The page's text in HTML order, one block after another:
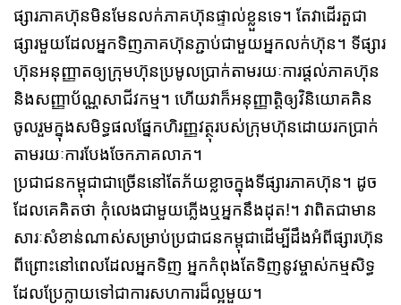
ផ្សារភាគហ៊ុនមិនមែនលក់ភាគហ៊ុនផ្ទាល់ខ្លួនទេ។ តែវាដើរតួជា
ផ្សារមួយដែលអ្នកទិញភាគហ៊ុនភ្ជាប់ជាមួយអ្នកលក់ហ៊ុន។ ទីផ្សារ
ហ៊ុនអនុញ្ញាតឲ្យក្រុមហ៊ុនប្រមូលប្រាក់តាមរយៈការផ្ដល់ភាគហ៊ុន
និងសញ្ញាប័ណ្ណសាជីវកម្ម។ ហើយវាក៏អនុញ្ញាត្តិឲ្យវិនិយោគគិន
ចូលរួមក្នុងសមិទ្ធផលផ្នែកហិរញ្ញវត្ថុរបស់ក្រុមហ៊ុនដោយរកប្រាក់
តាមរយៈការបែងចែកភាគលាភ។
ប្រជាជនកម្ពុជាជាច្រើននៅតែភ័យខ្លាចក្នុងទីផ្សារភាគហ៊ុន។ ដូច
ដែលគេគិតថា កុំលេងជាមួយភ្លើងឬអ្នកនឹងដុត!។ វាពិតជាមាន
សារៈសំខាន់ណាស់សម្រាប់ប្រជាជនកម្ពុជាដើម្បីដឹងអំពីផ្សារហ៊ុន
ពីព្រោះនៅពេលដែលអ្នកទិញ អ្នកកំពុងតែទិញនូវម្ចាស់កម្មសិទ្ធ
ដែលប្រែក្លាយទៅជាការសហការដ៏ល្អមួយ។